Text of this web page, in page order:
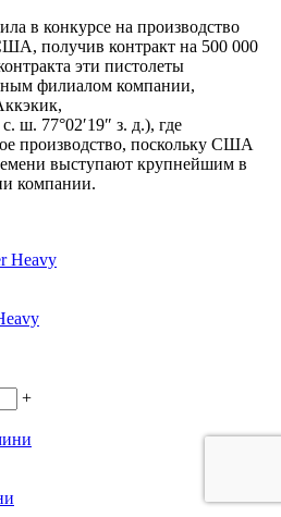
в конкурсе на производство
получив контракт на 500 000
эти пистолеты
филиалом компании,
ш. 77°02′19″ з. д.), где
производство, поскольку США
выступают крупнейшим в
компании.
+